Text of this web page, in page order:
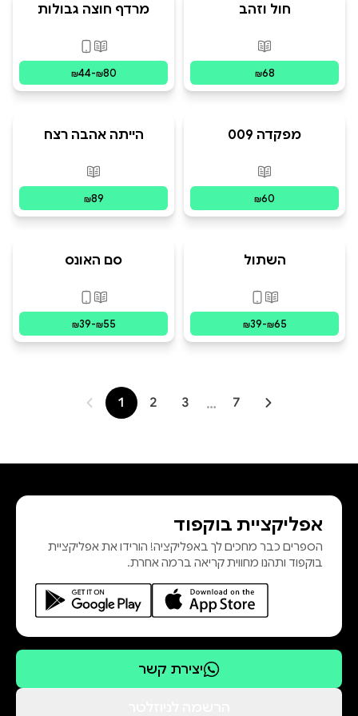
חול וזהב
פורמטים זמינים
₪68
מרדף חוצה גבולות
פורמטים זמינים
₪44-₪80
מפקדה 009
פורמטים זמינים
₪60
הייתה אהבה רצח
פורמטים זמינים
₪89
השתול
פורמטים זמינים מודפס, דיגיטלי
₪39-₪65
סם האונס
פורמטים זמינים
₪39-₪55
1 2 3 … 7
אפליקציית בוקפוד
הספרים כבר מחכים לך באפליקציה! הורידו את אפליקציית
בוקפוד ותהנו מחווית קריאה ברמה אחרת.
יצירת קשר